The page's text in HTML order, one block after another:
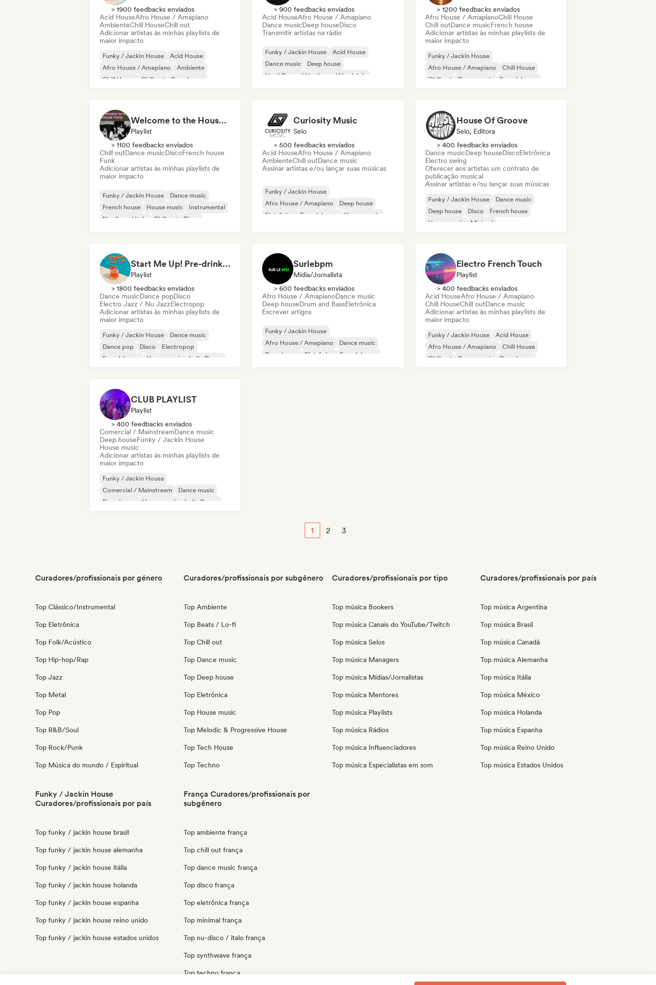
> 1900 feedbacks enviados
Acid HouseAfro House / Amapiano
AmbienteChill HouseChill out
Adicionar artistas às minhas playlists de
maior impacto
Funky / Jackin House
Acid House
Afro House / Amapiano
Ambiente
Chill House
Chill out
Deep house
> 900 feedbacks enviados
Acid HouseAfro House / Amapiano
Dance musicDeep houseDisco
Transmitir artistas na rádio
Funky / Jackin House
Acid House
Dance music
Deep house
Hard Dance / Hardcore / Hardstyle
> 1200 feedbacks enviados
Afro House / AmapianoChill House
Chill outDance musicFrench house
Adicionar artistas às minhas playlists de
maior impacto
Funky / Jackin House
Afro House / Amapiano
Chill House
Chill out
Dance music
French house
Welcome to the House Party
Playlist
> 1100 feedbacks enviados
Chill outDance musicDiscoFrench house
Funk
Adicionar artistas às minhas playlists de
maior impacto
Funky / Jackin House
Dance music
French house
House music
Instrumental
Nu-disco / Italo
Chill out Disco
Curiosity Music
Selo
> 500 feedbacks enviados
Acid HouseAfro House / Amapiano
AmbienteChill outDance music
Assinar artistas e/ou lançar suas músicas
Funky / Jackin House
Afro House / Amapiano
Deep house
Eletrônica
French house
House music
House Of Groove
Selo, Editora
> 400 feedbacks enviados
Dance musicDeep houseDiscoEletrônica
Electro swing
Oferecer aos artistas um contrato de
publicação musical
Assinar artistas e/ou lançar suas músicas
Funky / Jackin House
Dance music
Deep house
Disco
French house
House music
Minimal
Start Me Up! Pre-drinks and Summer Party 🍹
Playlist
> 1800 feedbacks enviados
Dance musicDance popDisco
Electro Jazz / Nu JazzElectropop
Adicionar artistas às minhas playlists de
maior impacto
Funky / Jackin House
Dance music
Dance pop
Disco
Electropop
French house
House music Indie Dance
Surlebpm
Mídia/Jornalista
> 600 feedbacks enviados
Afro House / AmapianoDance music
Deep houseDrum and BassEletrônica
Escrever artigos
Funky / Jackin House
Afro House / Amapiano
Dance music
Deep house
Eletrônica
French house
Electro French Touch
Playlist
> 400 feedbacks enviados
Acid HouseAfro House / Amapiano
Chill HouseChill outDance music
Adicionar artistas às minhas playlists de
maior impacto
Funky / Jackin House
Acid House
Afro House / Amapiano
Chill House
Chill out
Dance music
Deep house
CLUB PLAYLIST
Playlist
> 400 feedbacks enviados
Comercial / MainstreamDance music
Deep houseFunky / Jackin House
House music
Adicionar artistas às minhas playlists de
maior impacto
Funky / Jackin House
Comercial / Mainstream
Dance music
Deep house
House music
Indie Dance
1 2 3
Curadores/profissionais por género
Top Clássico/Instrumental
Top Eletrônica
Top Folk/Acústico
Top Hip-hop/Rap
Top Jazz
Top Metal
Top Pop
Top R&B/Soul
Top Rock/Punk
Top Música do mundo / Espiritual
Curadores/profissionais por subgênero
Top Ambiente
Top Beats / Lo-fi
Top Chill out
Top Dance music
Top Deep house
Top Eletrônica
Top House music
Top Melodic & Progressive House
Top Tech House
Top Techno
Curadores/profissionais por tipo
Top música Bookers
Top música Canais do YouTube/Twitch
Top música Selos
Top música Managers
Top música Mídias/Jornalistas
Top música Mentores
Top música Playlists
Top música Rádios
Top música Influenciadores
Top música Especialistas em som
Curadores/profissionais por país
Top música Argentina
Top música Brasil
Top música Canadá
Top música Alemanha
Top música Itália
Top música México
Top música Holanda
Top música Espanha
Top música Reino Unido
Top música Estados Unidos
Funky / Jackin House
Curadores/profissionais por país
Top funky / jackin house brasil
Top funky / jackin house alemanha
Top funky / jackin house itália
Top funky / jackin house holanda
Top funky / jackin house espanha
Top funky / jackin house reino unido
Top funky / jackin house estados unidos
França Curadores/profissionais por
subgênero
Top ambiente frança
Top chill out frança
Top dance music frança
Top disco frança
Top eletrônica frança
Top minimal frança
Top nu-disco / italo frança
Top synthwave frança
Top techno frança